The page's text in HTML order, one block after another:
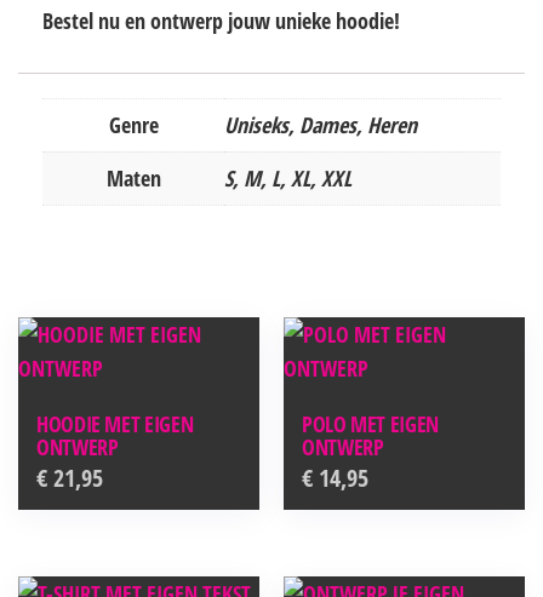
Bestel nu en ontwerp jouw unieke hoodie!
Genre
Uniseks, Dames, Heren
Maten
S, M, L, XL, XXL
HOODIE MET EIGEN
ONTWERP
€21,95
POLO MET EIGEN
ONTWERP
€ 14,95